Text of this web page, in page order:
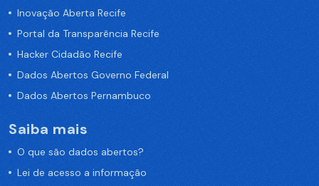
Inovação Aberta Recife
Portal da Transparência Recife
Hacker Cidadão Recife
Dados Abertos Governo Federal
Dados Abertos Pernambuco
Saiba mais
O que são dados abertos?
Lei de acesso a informação